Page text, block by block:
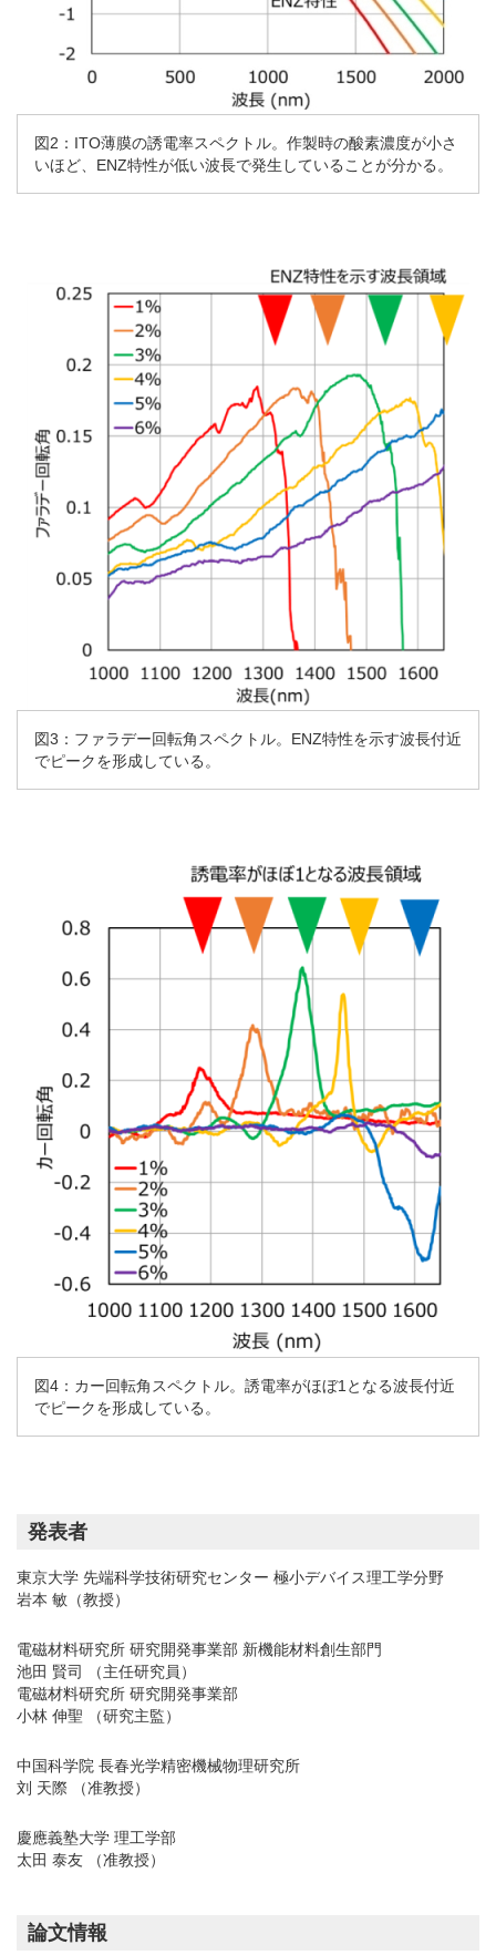
図2：ITO薄膜の誘電率スペクトル。作製時の酸素濃度が小さ
いほど、ENZ特性が低い波長で発生していることが分かる。
図3：ファラデー回転角スペクトル。ENZ特性を示す波長付近
でピークを形成している。
図4：カー回転角スペクトル。誘電率がほぼ1となる波長付近
でピークを形成している。
発表者
東京大学 先端科学技術研究センター 極小デバイス理工学分野
岩本 敏（教授）
電磁材料研究所 研究開発事業部 新機能材料創生部門
池田 賢司 （主任研究員）
電磁材料研究所 研究開発事業部
​小林 伸聖 （研究主監）
中国科学院 長春光学精密機械物理研究所
刘 天際 （准教授）
慶應義塾大学 理工学部
太田 泰友 （准教授）
論文情報